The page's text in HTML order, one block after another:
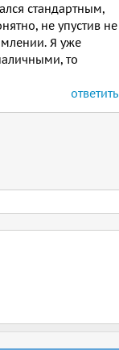
стандартным,
не упустив не
Я уже
то
ответить